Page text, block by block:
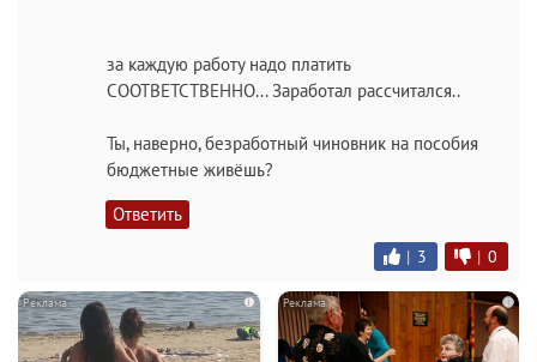
за каждую работу надо платить
СООТВЕТСТВЕННО... Заработал рассчитался..
Ты, наверно, безработный чиновник на пособия
бюджетные живёшь?
Ответить
| 3 | 0
i i